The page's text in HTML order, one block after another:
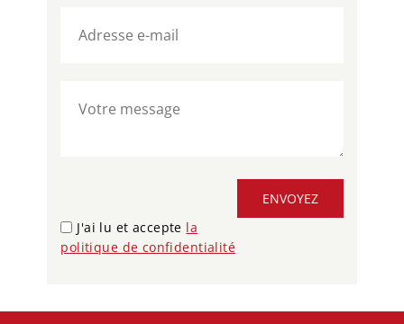
ENVOYEZ
J'ai lu et accepte la
politique de confidentialité